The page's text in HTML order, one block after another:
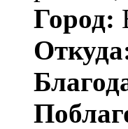
Город: